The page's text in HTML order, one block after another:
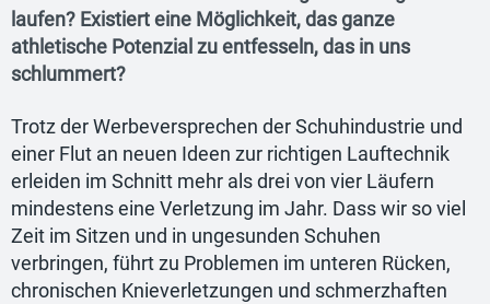
laufen? Existiert eine Möglichkeit, das ganze
athletische Potenzial zu entfesseln, das in uns
schlummert?
Trotz der Werbeversprechen der Schuhindustrie und
einer Flut an neuen Ideen zur richtigen Lauftechnik
erleiden im Schnitt mehr als drei von vier Läufern
mindestens eine Verletzung im Jahr. Dass wir so viel
Zeit im Sitzen und in ungesunden Schuhen
verbringen, führt zu Problemen im unteren Rücken,
chronischen Knieverletzungen und schmerzhaften